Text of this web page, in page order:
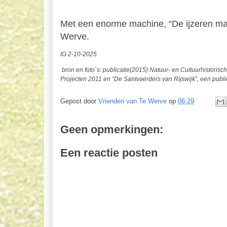
Met een enorme machine, “De ijzeren
Werve.
IG 2-10-2025
bron en foto`s: publicatie(2015) Natuur- en
Projecten 2011 en “De Santvaerders van Rijswijk”, een
Gepost door Vrienden van Te Werve op 06:29
Geen opmerkingen:
Een reactie posten